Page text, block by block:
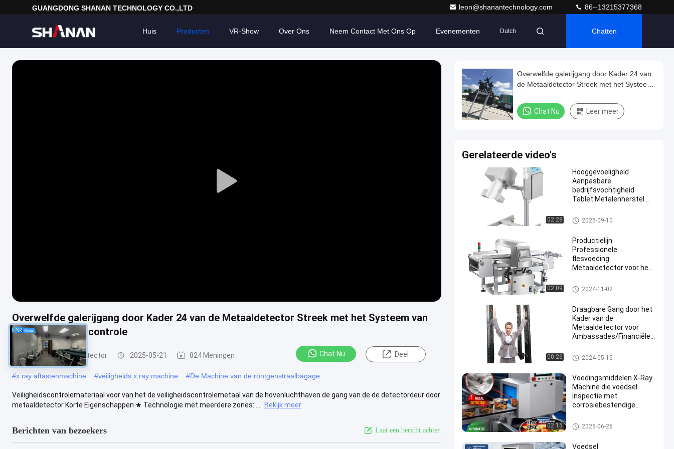
GUANGDONG SHANAN TECHNOLOGY CO.,LTD leon@shanantechnology.com 86--13215377368
Huis Producten VR-Show Over Ons Neem Contact Met Ons Op Evenementen Dutch Chatten
Play
Overwelfde galerijgang door Kader 24 van de Metaaldetector Streek met het Systeem van
de Touch screencontrole
Gang door Metaaldetector 2025-05-21 824 Meningen Chat Nu Deel
#x ray aftastenmachine #veiligheids x ray machine #De Machine van de röntgenstraalbagage
Veiligheidscontrolemateriaal voor van het de veiligheidscontrolemetaal van de hovenluchthaven de gang van de de detectordeur door
metaaldetector Korte Eigenschappen ★ Technologie met meerdere zones: ....
Bekijk meer
Berichten van bezoekers Laat een bericht achter.
Overwelfde galerijgang door Kader 24 van
de Metaaldetector Streek met het Systeem
Chat Nu Leer meer
Gerelateerde video's
02:28
Hooggevoeligheid
Aanpasbare
bedrijfsvochtigheid
Tablet Metalenherstel
de separator van het tabletmet
aal
2025-09-10
02:09
Productielijn
Professionele
flesvoeding
Metaaldetector voor het
metaalspaanders in
voedsel
Voedsel Metaaldetector
2024-11-02
00:26
Draagbare Gang door het
Kader van de
Metaaldetector voor
Ambassades/Financiële
Gang door Metaaldetector
2024-05-15
02:15
Voedingsmiddelen X-Ray
Machine die voedsel
inspectie met
corrosiebestendige
oppervlak en
geavanceerde
voedsel x ray machine
2026-06-26
Voedsel